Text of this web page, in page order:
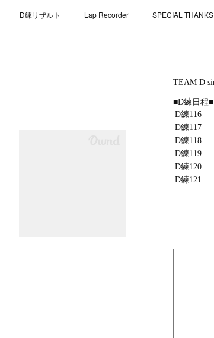
D練リザルト Lap Recorder SPECIAL THANKS